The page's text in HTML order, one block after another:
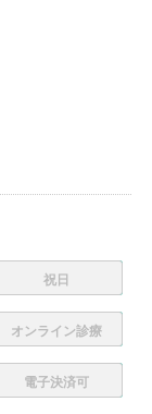
祝日
オンライン診療
電子決済可